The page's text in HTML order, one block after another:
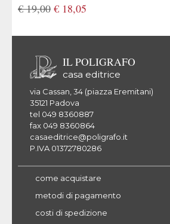
€ 19,00 € 18,05
IL POLIGRAFO
casa editrice
via Cassan, 34 (piazza Eremitani)
35121 Padova
tel 049 8360887
fax 049 8360864
casaeditrice@poligrafo.it
P.IVA 01372780286
come acquistare
metodi di pagamento
costi di spedizione